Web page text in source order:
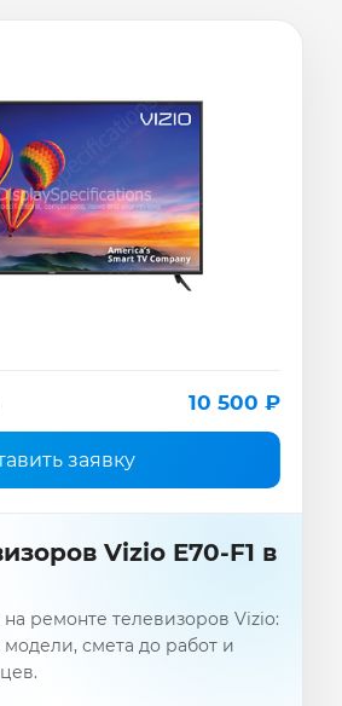
10 500 ₽
заявку
Vizio E70-F1 в
ремонте телевизоров Vizio:
модели, смета до работ и